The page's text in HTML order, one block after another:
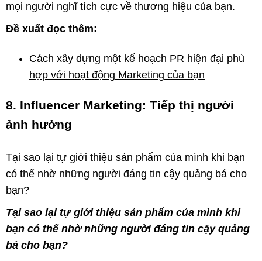
mọi người nghĩ tích cực về thương hiệu của bạn.
Đề xuất đọc thêm:
Cách xây dựng một kế hoạch PR hiện đại phù
hợp với hoạt động Marketing của bạn
8. Influencer Marketing: Tiếp thị người
ảnh hưởng
Tại sao lại tự giới thiệu sản phẩm của mình khi bạn
có thể nhờ những người đáng tin cậy quảng bá cho
bạn?
Tại sao lại tự giới thiệu sản phẩm của mình khi
bạn có thể nhờ những người đáng tin cậy quảng
bá cho bạn?